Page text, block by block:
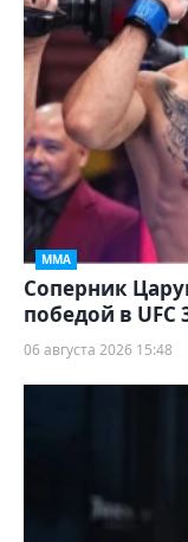
ММА
Соперник
победой в UFC
06 августа 2026 15:48